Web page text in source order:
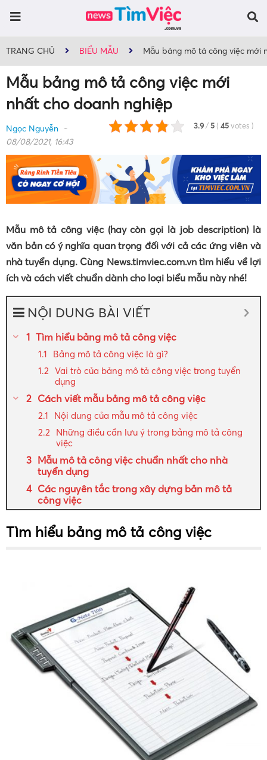
TRANG CHỦ BIỂU MẪU Mẫu bảng mô tả công việc mới
Mẫu bảng mô tả công việc mới
nhất cho doanh nghiệp
3.9 / 5 ( 45 votes )
Ngọc Nguyễn
08/08/2021, 16:43
Mẫu mô tả công việc (hay còn gọi là job description) là
văn bản có ý nghĩa quan trọng đối với cả các ứng viên và
nhà tuyển dụng. Cùng News.timviec.com.vn tìm hiểu về lợi
ích và cách viết chuẩn dành cho loại biểu mẫu này nhé!
NỘI DUNG BÀI VIẾT
Tìm hiểu bảng mô tả công việc
Bảng mô tả công việc là gì?
Vai trò của bảng mô tả công việc trong tuyển
dụng
Cách viết mẫu bảng mô tả công việc
Nội dung của mẫu mô tả công việc
Những điều cần lưu ý trong bảng mô tả công
việc
Mẫu mô tả công việc chuẩn nhất cho nhà
tuyển dụng
Các nguyên tắc trong xây dựng bản mô tả
công việc
Tìm hiểu bảng mô tả công việc